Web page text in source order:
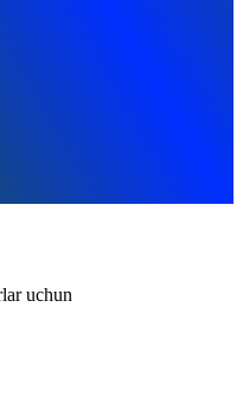
uchun